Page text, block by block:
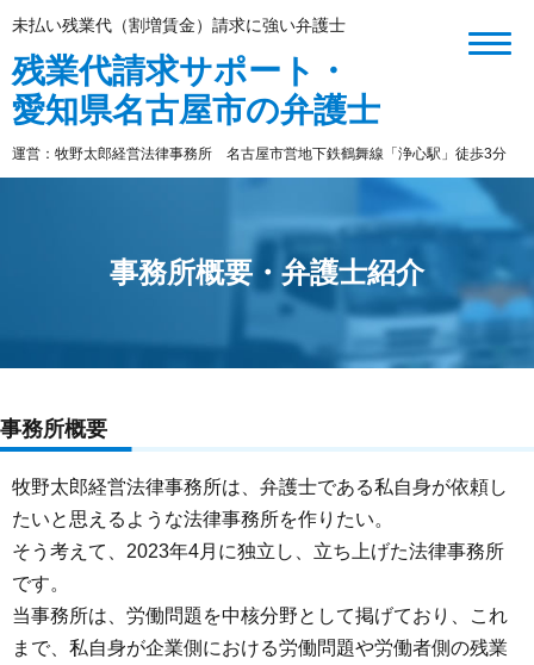
未払い残業代（割増賃金）請求に強い弁護士
残業代請求サポート・
愛知県名古屋市の弁護士
運営：牧野太郎経営法律事務所 名古屋市営地下鉄鶴舞線「浄心駅」徒歩3分
事務所概要・弁護士紹介
事務所概要
牧野太郎経営法律事務所は、弁護士である私自身が依頼し
たいと思えるような法律事務所を作りたい。
そう考えて、2023年4月に独立し、立ち上げた法律事務所
です。
当事務所は、労働問題を中核分野として掲げており、これ
まで、私自身が企業側における労働問題や労働者側の残業